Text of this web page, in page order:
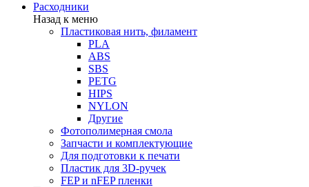
Расходники
Назад к меню
Пластиковая нить, филамент
PLA
ABS
SBS
PETG
HIPS
NYLON
Другие
Фотополимерная смола
Запчасти и комплектующие
Для подготовки к печати
Пластик для 3D-ручек
FEP и nFEP пленки